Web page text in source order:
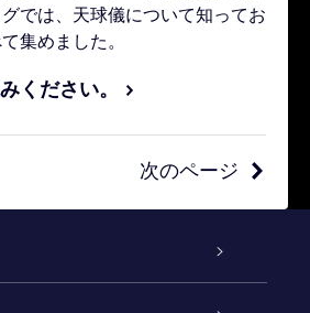
では、天球儀について知ってお
集めました。
ください。
次のページ